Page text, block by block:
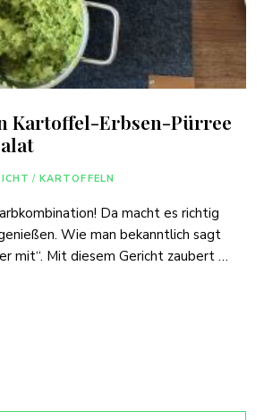
Kartoffel-Erbsen-Pürree
/ KARTOFFELN
Da macht es richtig
Wie man bekanntlich sagt
mit“. Mit diesem Gericht zaubert …